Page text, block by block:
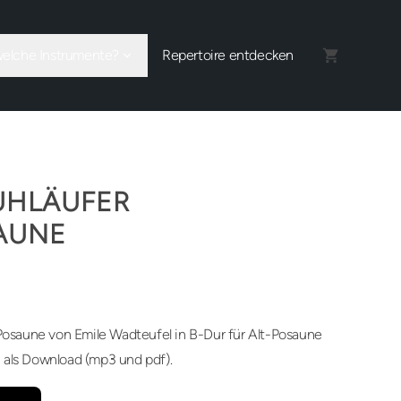
Repertoire entdecken
von Emile Wadteufel in B-Dur für Alt-Posaune
Download (mp3 und pdf).